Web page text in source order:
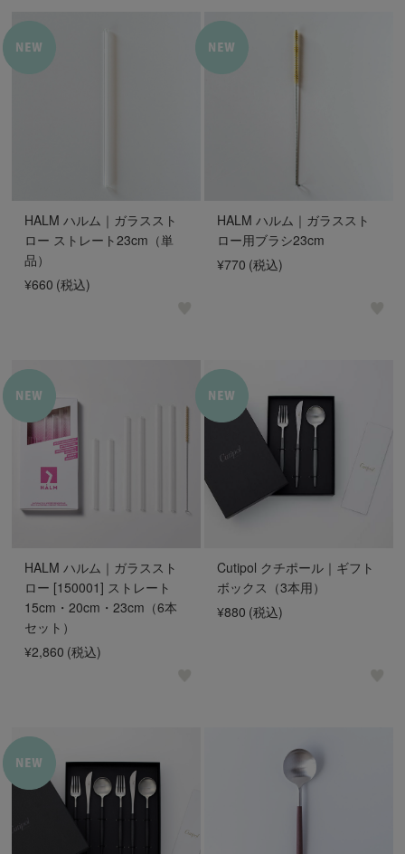
HALM ハルム｜ガラススト
ロー ストレート23cm（単
品）
¥660 (税込)
HALM ハルム｜ガラススト
ロー用ブラシ23cm
¥770 (税込)
HALM ハルム｜ガラススト
ロー [150001] ストレート
15cm・20cm・23cm（6本
セット）
¥2,860 (税込)
Cutipol クチポール｜ギフト
ボックス（3本用）
¥880 (税込)